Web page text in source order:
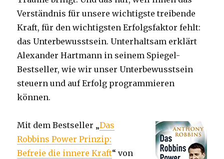
Verständnis für unsere wichtigste treibende
Kraft, für den wichtigsten Erfolgsfaktor fehlt:
das Unterbewusstsein. Unterhaltsam erklärt
Alexander Hartmann in seinem Spiegel-
Bestseller, wie wir unser Unterbewusstsein
steuern und auf Erfolg programmieren
können.
Mit dem Bestseller „Das
Robbins Power Prinzip:
Befreie die innere Kraft“ von